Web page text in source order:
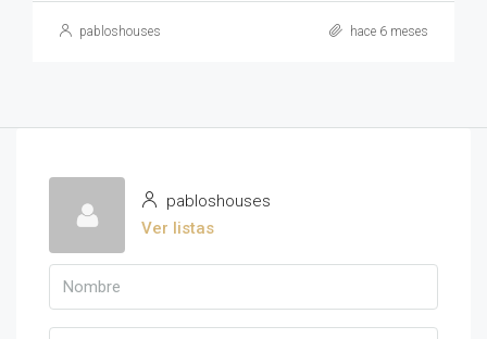
pabloshouses hace 6 meses
pabloshouses
Ver listas